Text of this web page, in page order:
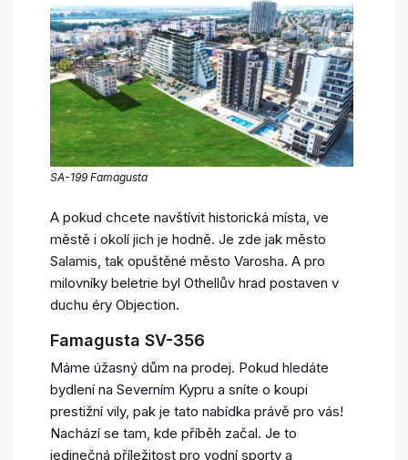
SA-199 Famagusta
A pokud chcete navštívit historická místa, ve
městě i okolí jich je hodně. Je zde jak město
Salamis, tak opuštěné město Varosha. A pro
milovníky beletrie byl Othellův hrad postaven v
duchu éry Objection.
Famagusta SV-356
Máme úžasný dům na prodej. Pokud hledáte
bydlení na Severním Kypru a sníte o koupi
prestižní vily, pak je tato nabídka právě pro vás!
Nachází se tam, kde příběh začal. Je to
jedinečná příležitost pro vodní sporty a